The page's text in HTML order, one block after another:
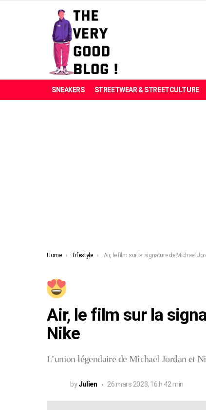
SNEAKERS STREETWEAR & STREETCULTURE
You are here:
Home Lifestyle Air, le film sur la signature de Michael
Air, le film sur la
Nike
L’union légendaire de Michael Jordan et
by Julien 26 mars 2023, 16 h 42 min